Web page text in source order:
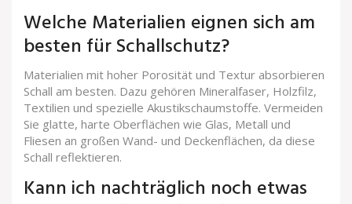
Welche Materialien eignen sich am
besten für Schallschutz?
Materialien mit hoher Porosität und Textur absorbieren
Schall am besten. Dazu gehören Mineralfaser, Holzfilz,
Textilien und spezielle Akustikschaumstoffe. Vermeiden
Sie glatte, harte Oberflächen wie Glas, Metall und
Fliesen an großen Wand- und Deckenflächen, da diese
Schall reflektieren.
Kann ich nachträglich noch etwas